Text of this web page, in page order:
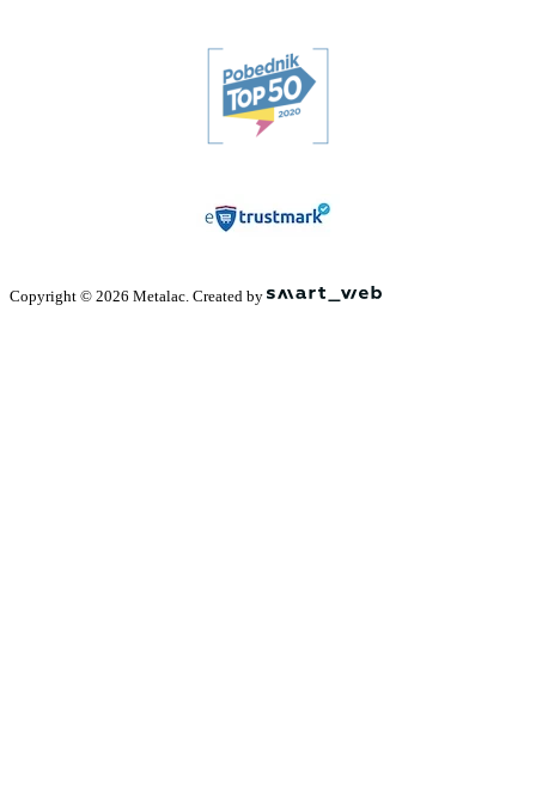
Copyright © 2026 Metalac. Created by